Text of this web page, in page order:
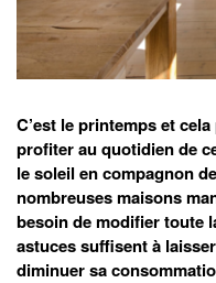
C’est le printemps et
profiter au quotidien de
le soleil en compagnon
nombreuses maisons
besoin de modifier toute
astuces suffisent à
diminuer sa